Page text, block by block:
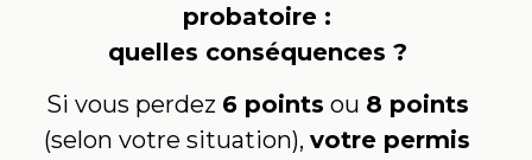
probatoire :
quelles conséquences ?
Si vous perdez 6 points ou 8 points
(selon votre situation),votre permis